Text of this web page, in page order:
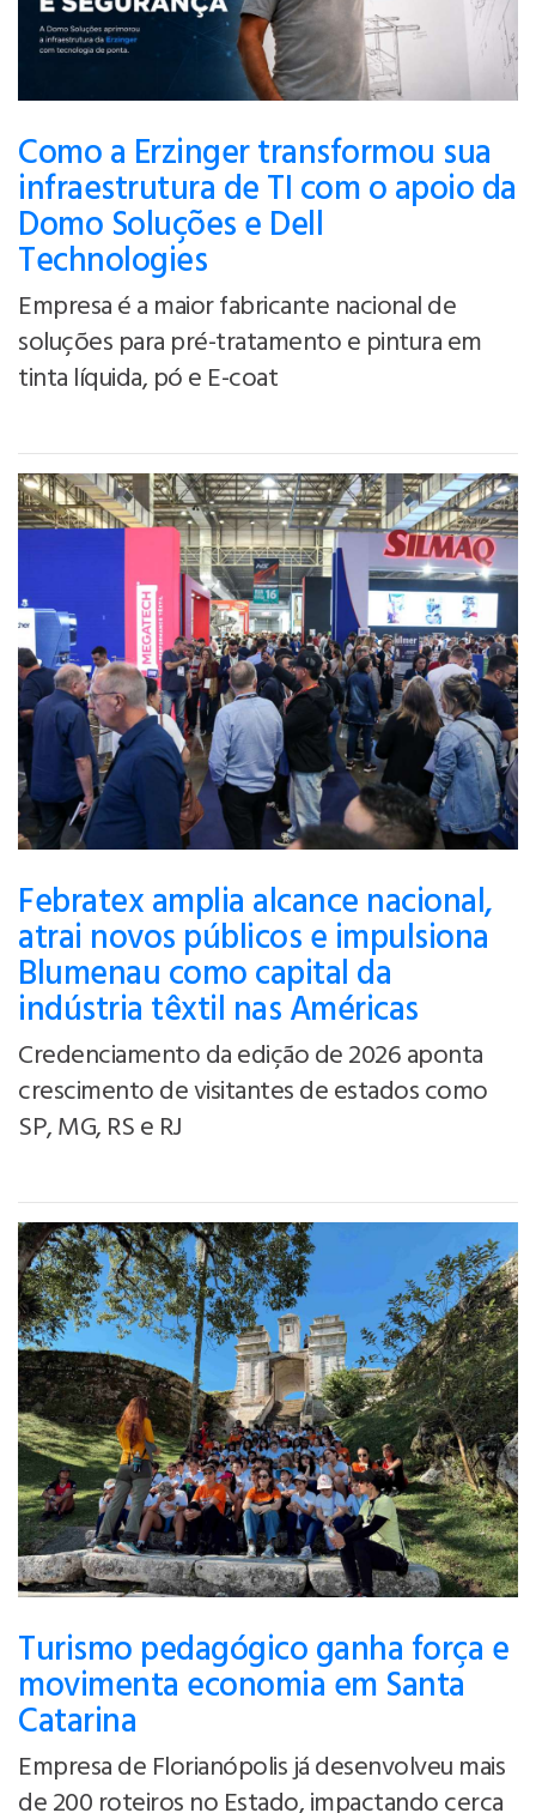
Como a Erzinger transformou sua
infraestrutura de TI com o apoio da
Domo Soluções e Dell
Technologies
Empresa é a maior fabricante nacional de
soluções para pré-tratamento e pintura em
tinta líquida, pó e E-coat
Febratex amplia alcance nacional,
atrai novos públicos e impulsiona
Blumenau como capital da
indústria têxtil nas Américas
Credenciamento da edição de 2026 aponta
crescimento de visitantes de estados como
SP, MG, RS e RJ
Turismo pedagógico ganha força e
movimenta economia em Santa
Catarina
Empresa de Florianópolis já desenvolveu mais
de 200 roteiros no Estado, impactando cerca